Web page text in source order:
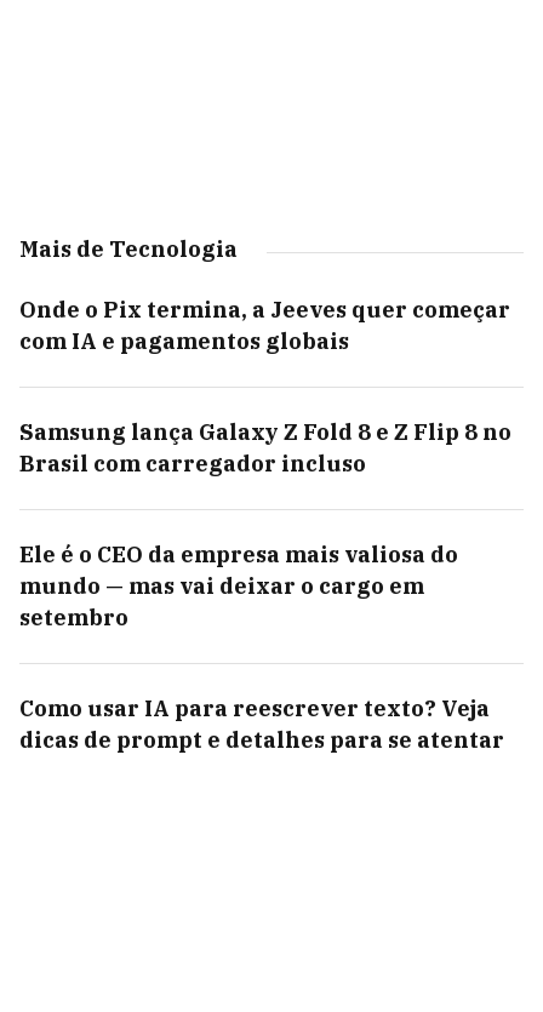
Mais de Tecnologia
Onde o Pix termina, a Jeeves quer começar
com IA e pagamentos globais
Samsung lança Galaxy Z Fold 8 e Z Flip 8 no
Brasil com carregador incluso
Ele é o CEO da empresa mais valiosa do
mundo — mas vai deixar o cargo em
setembro
Como usar IA para reescrever texto? Veja
dicas de prompt e detalhes para se atentar